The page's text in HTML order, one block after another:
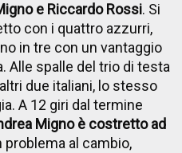
e Riccardo Rossi. Si
con i quattro azzurri,
in tre con un vantaggio
Alle spalle del trio di testa
due italiani, lo stesso
A 12 giri dal termine
Migno è costretto ad
problema al cambio,